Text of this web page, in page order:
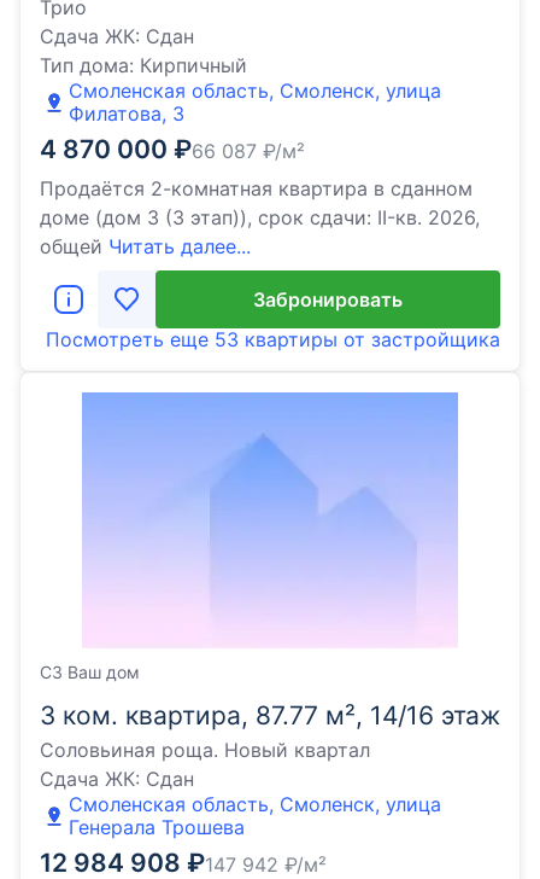
Трио
Сдача ЖК: Сдан
Тип дома: Кирпичный
Смоленская область, Смоленск, улица
Филатова, 3
4 870 000 ₽66 087 ₽/м²
Продаётся 2-комнатная квартира в сданном
доме (дом 3 (3 этап)), срок сдачи: II-кв. 2026,
общей Читать далее...
Забронировать
Посмотреть еще 53 квартиры от застройщика
3 ком. квартира, 87.77 м², 14/16 этаж
Соловьиная роща. Новый квартал
Сдача ЖК: Сдан
Смоленская область, Смоленск, улица
Генерала Трошева
12 984 908 ₽147 942 ₽/м²
СЗ Ваш дом